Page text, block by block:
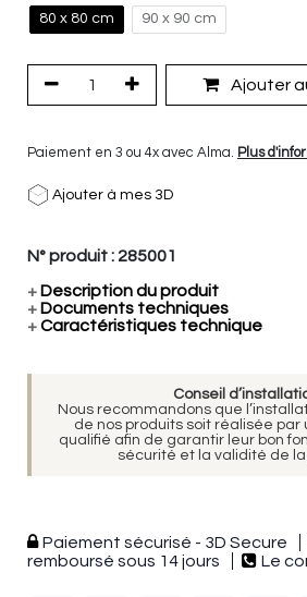
80 x 80 cm 90 x 90 cm
Ajouter
Paiement en 3 ou 4x avec Alma. Plus
Ajouter à mes 3D
N° produit : 285001
+ Description du produit
+ Documents techniques
+Caractéristiques technique
Conseil
Nous recommandons que
de nos produits soit réalisée par
qualifié afin de garantir leur bon
sécurité et la validité de la
Paiement sécurisé - 3D Secure
remboursé sous 14 jours
Le